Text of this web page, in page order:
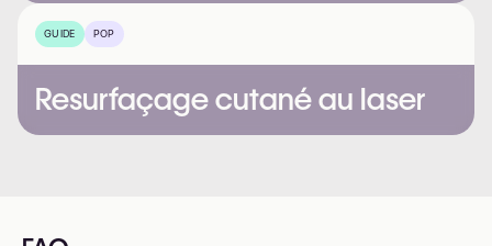
GUIDE POP
Resurfaçage cutané au laser